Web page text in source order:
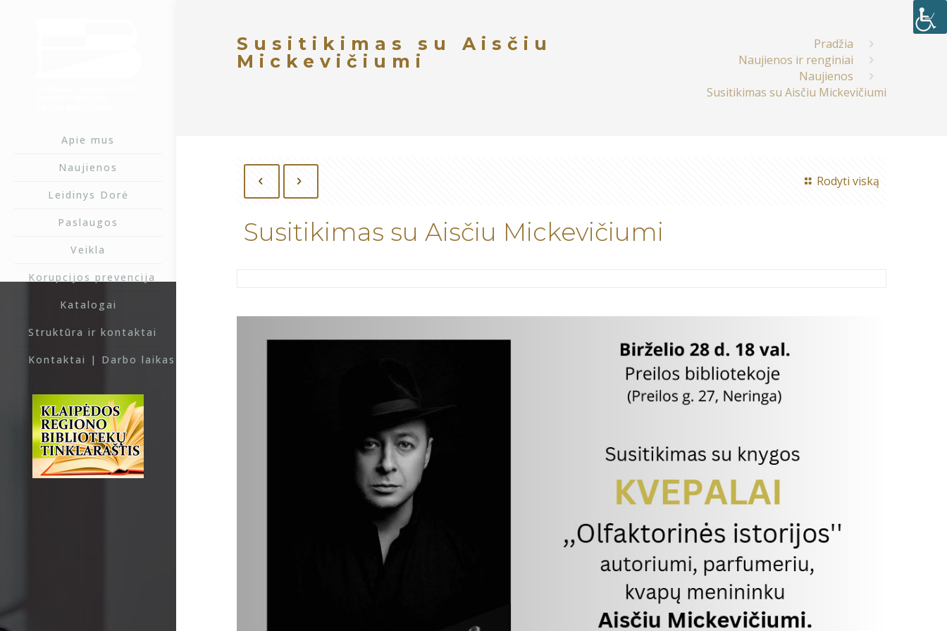
Apie mus
Naujienos
Leidinys Dorė
Paslaugos
Veikla
Korupcijos prevencija
Katalogai
Struktūra ir kontaktai
Kontaktai | Darbo laikas
Susitikimas su Aisčiu
Mickevičiumi
Pradžia
Naujienos ir renginiai
Naujienos
Susitikimas su Aisčiu Mickevičiumi
Rodyti viską
Susitikimas su Aisčiu Mickevičiumi